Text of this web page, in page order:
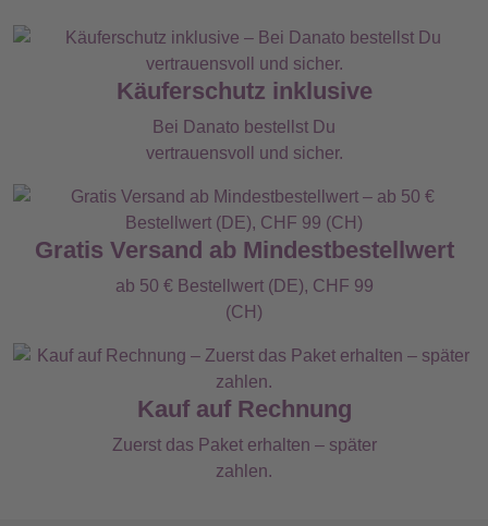
Käuferschutz inklusive
Bei Danato bestellst Du
vertrauensvoll und sicher.
Gratis Versand ab Mindestbestellwert
ab 50 € Bestellwert (DE), CHF 99
(CH)
Kauf auf Rechnung
Zuerst das Paket erhalten – später
zahlen.